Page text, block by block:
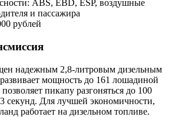
ABS, EBD, ESP, воздушные
и пассажира
рублей
надежным 2,8-литровым дизельным
мощность до 161 лошадиной
пикапу разгоняться до 100
секунд. Для лучшей экономичности,
работает на дизельном топливе.